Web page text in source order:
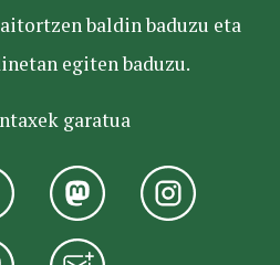
baldin baduzu eta
egiten baduzu.
garatua